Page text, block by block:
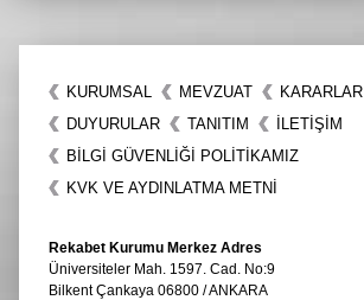
KURUMSAL MEVZUAT KARARLAR
DUYURULAR
TANITIM
İLETIŞIM
BİLGİ GÜVENLİĞİ POLİTİKAMIZ
KVK VE AYDINLATMA METNİ
Rekabet Kurumu Merkez Adres
Üniversiteler Mah. 1597. Cad. No:9
Bilkent Çankaya 06800 / ANKARA